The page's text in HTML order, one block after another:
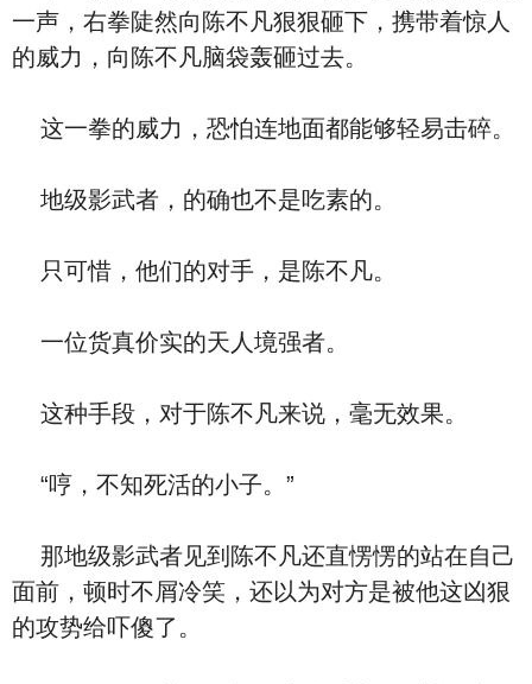
一声，右拳陡然向陈不凡狠狠砸下，携带着惊人
的威力，向陈不凡脑袋轰砸过去。
这一拳的威力，恐怕连地面都能够轻易击碎。
地级影武者，的确也不是吃素的。
只可惜，他们的对手，是陈不凡。
一位货真价实的天人境强者。
这种手段，对于陈不凡来说，毫无效果。
“哼，不知死活的小子。”
那地级影武者见到陈不凡还直愣愣的站在自己
面前，顿时不屑冷笑，还以为对方是被他这凶狠
的攻势给吓傻了。